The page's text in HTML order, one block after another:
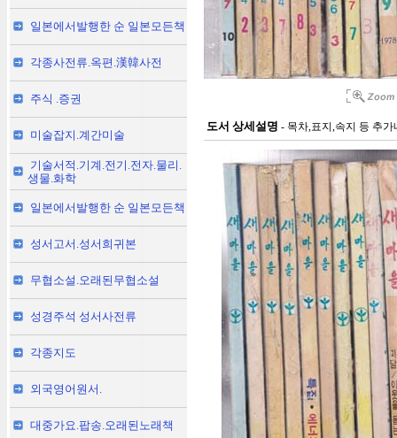
일본에서발행한 순 일본모든책
각종사전류.옥편.漢韓사전
주식 .증권
미술잡지.계간미술
기술서적.기계.전기.전자.물리.
생물.화학
일본에서발행한 순 일본모든책
성서고서.성서희귀본
무협소설.오래된무협소설
성경주석 성서사전류
각종지도
외국영어원서.
대중가요.팝송.오래된노래책
도서 상세설명 - 목차,표지,속지 등 추가